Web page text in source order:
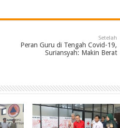
Setelah
Peran Guru di Tengah Covid-19,
Suriansyah: Makin Berat